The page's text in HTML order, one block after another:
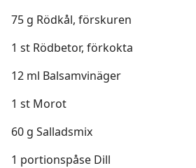
75 g Rödkål, förskuren
1 st Rödbetor, förkokta
12 ml Balsamvinäger
1 st Morot
60 g Salladsmix
1 portionspåse Dill